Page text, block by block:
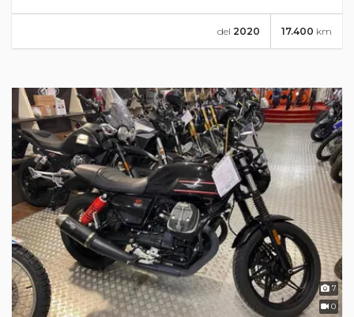
17.400 km
del 2020
7
0